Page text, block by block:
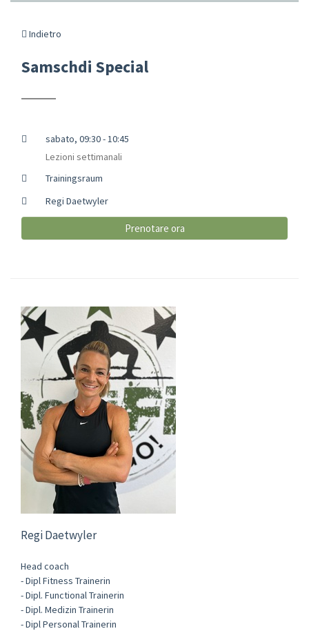
Indietro
Samschdi Special
sabato, 09:30 - 10:45
Lezioni settimanali
Trainingsraum
Regi Daetwyler
Prenotare ora
Regi Daetwyler
Head coach
- Dipl Fitness Trainerin
- Dipl. Functional Trainerin
- Dipl. Medizin Trainerin
- Dipl Personal Trainerin